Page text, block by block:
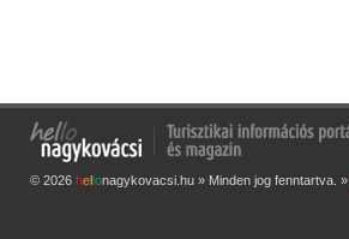
© 2026 he onagykovacsi.hu » Minden jog fenntartva. »